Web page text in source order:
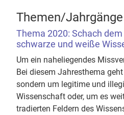
Themen/Jahrgänge
Thema 2020: Schach
schwarze und weiße
Um ein naheliegendes
Bei diesem Jahresthema
sondern um legitime und
Wissenschaft oder, um es
tradierten Feldern des